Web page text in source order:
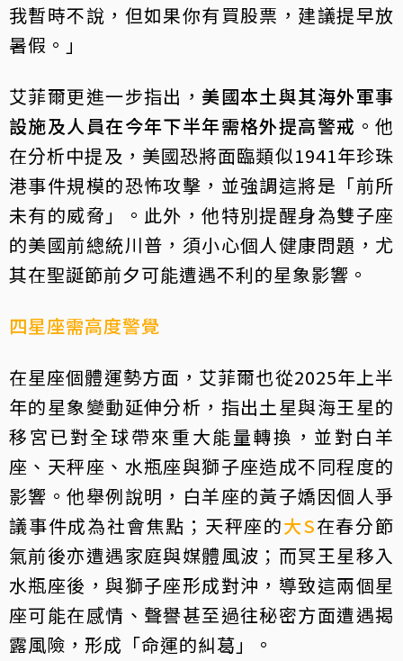
我暫時不說，但如果你有買股票，建議提早放
暑假。」
艾菲爾更進一步指出， 美國本土與其海外軍事
設施及人員在今年下半年需格外提高警戒 。他
在分析中提及，美國恐將面臨類似1941年珍珠
港事件規模的恐怖攻擊，並強調這將是「前所
未有的威脅」。此外，他特別提醒身為雙子座
的美國前總統川普，須小心個人健康問題，尤
其在聖誕節前夕可能遭遇不利的星象影響。
四星座需高度警覺
在星座個體運勢方面，艾菲爾也從2025年上半
年的星象變動延伸分析，指出土星與海王星的
移宮已對全球帶來重大能量轉換，並對白羊
座、天秤座、水瓶座與獅子座造成不同程度的
影響。他舉例說明，白羊座的黃子嬌因個人爭
議事件成為社會焦點；天秤座的大S在春分節
氣前後亦遭遇家庭與媒體風波；而冥王星移入
水瓶座後，與獅子座形成對沖，導致這兩個星
座可能在感情、聲譽甚至過往秘密方面遭遇揭
露風險，形成「命運的糾葛」。